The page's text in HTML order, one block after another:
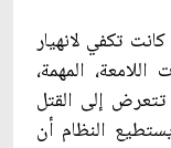
تكفي لانهيار
المهمة،
تتعرض إلى القتل
النظام أن